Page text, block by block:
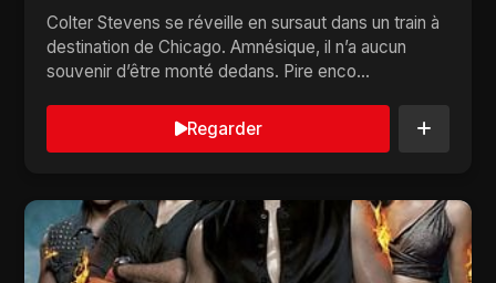
Colter Stevens se réveille en sursaut dans un train à
destination de Chicago. Amnésique, il n’a aucun
souvenir d’être monté dedans. Pire enco...
Regarder